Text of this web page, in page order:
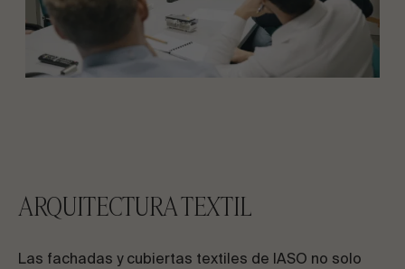
ARQUITECTURA TEXTIL
Las fachadas y cubiertas textiles de IASO no solo